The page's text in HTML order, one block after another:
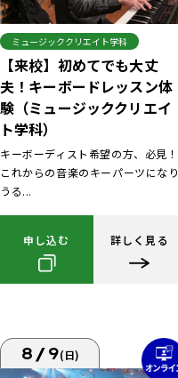
ミュージッククリエイト学科
【来校】初めてでも大丈
夫！キーボードレッスン体
験（ミュージッククリエイ
ト学科）
キーボーディスト希望の方、必見！
これからの音楽のキーパーツになり
うる...
申し込む 詳しく見る
8/9(日)